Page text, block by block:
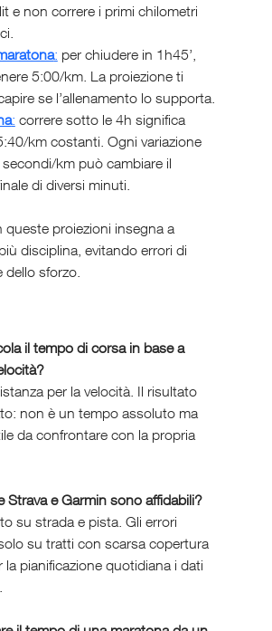
e non correre i primi chilometri
: per chiudere in 1h45’,
5:00/km. La proiezione ti
se l’allenamento lo supporta.
: correre sotto le 4h significa
km costanti. Ogni variazione
km può cambiare il
di diversi minuti.
queste proiezioni insegna a
disciplina, evitando errori di
dello sforzo.
il tempo di corsa in base a
per la velocità. Il risultato
non è un tempo assoluto ma
da confrontare con la propria
Strava e Garmin sono affidabili?
su strada e pista. Gli errori
su tratti con scarsa copertura
la pianificazione quotidiana i dati